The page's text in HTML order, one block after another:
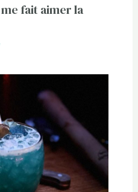
fait aimer la